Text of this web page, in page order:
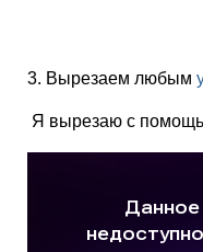
3. Вырезаем любым
Я вырезаю с